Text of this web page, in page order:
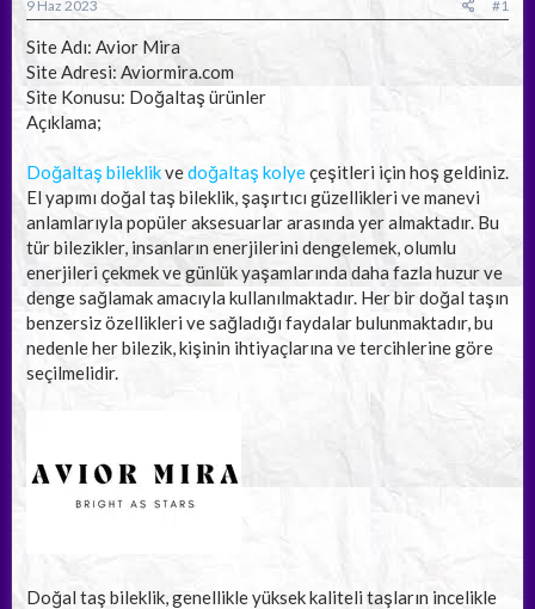
ş
l
a
t
a
n
t
a
r
i
h
9 Haz 2023 #1
Site Adı: Avior Mira
Site Adresi: Aviormira.com
Site Konusu: Doğaltaş ürünler
Açıklama;
Doğaltaş bileklikvedoğaltaş kolyeçeşitleri için hoş geldiniz.
El yapımı doğal taş bileklik, şaşırtıcı güzellikleri ve manevi
anlamlarıyla popüler aksesuarlar arasında yer almaktadır. Bu
tür bilezikler, insanların enerjilerini dengelemek, olumlu
enerjileri çekmek ve günlük yaşamlarında daha fazla huzur ve
denge sağlamak amacıyla kullanılmaktadır. Her bir doğal taşın
benzersiz özellikleri ve sağladığı faydalar bulunmaktadır, bu
nedenle her bilezik, kişinin ihtiyaçlarına ve tercihlerine göre
seçilmelidir.
Doğal taş bileklik, genellikle yüksek kaliteli taşların incelikle